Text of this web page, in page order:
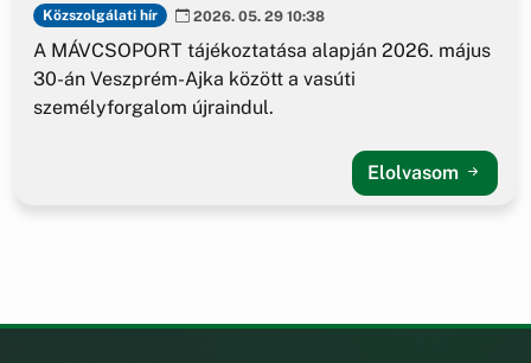
Közszolgálati hír 2026. 05. 29 10:38
A MÁVCSOPORT tájékoztatása alapján 2026. május
30-án Veszprém-Ajka között a vasúti
személyforgalom újraindul.
Elolvasom